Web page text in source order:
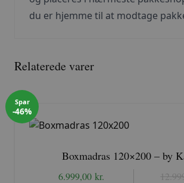
du er hjemme til at modtage
Relaterede varer
Spar
-46%
Boxmadras 120×200 – by
6.999,00 kr.